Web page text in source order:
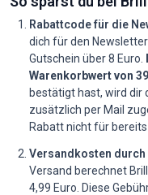
Rabattcode für die
dich für den
Gutschein über 8 Euro.
Warenkorbwert von
bestätigt hast, wird dir
zusätzlich per Mail
Rabatt nicht für
Versandkosten
Versand berechnet
4,99 Euro. Diese